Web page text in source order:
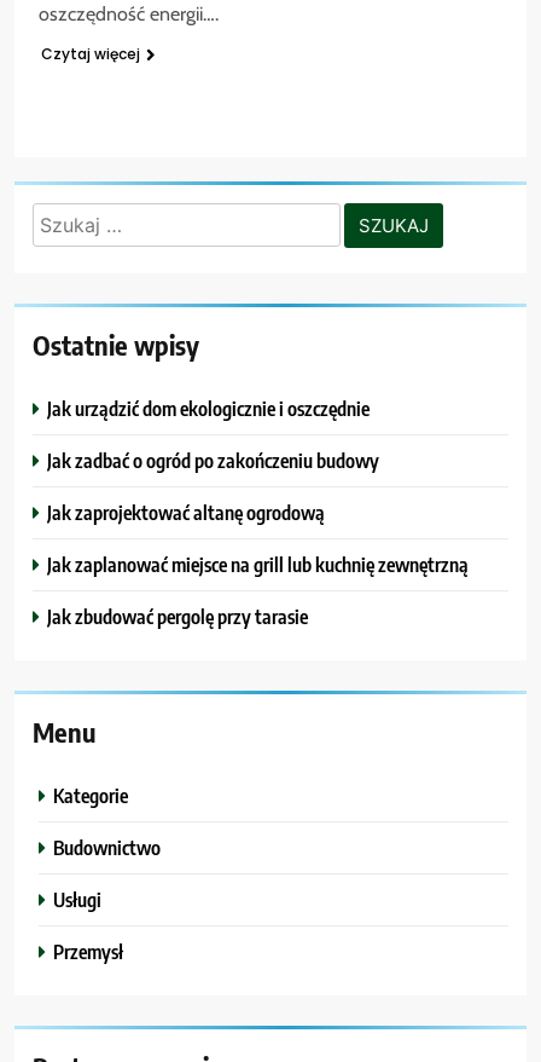
oszczędność energii….
Czytaj więcej
Szukaj:
Ostatnie wpisy
Jak urządzić dom ekologicznie i oszczędnie
Jak zadbać o ogród po zakończeniu budowy
Jak zaprojektować altanę ogrodową
Jak zaplanować miejsce na grill lub kuchnię zewnętrzną
Jak zbudować pergolę przy tarasie
Menu
Kategorie
Budownictwo
Usługi
Przemysł